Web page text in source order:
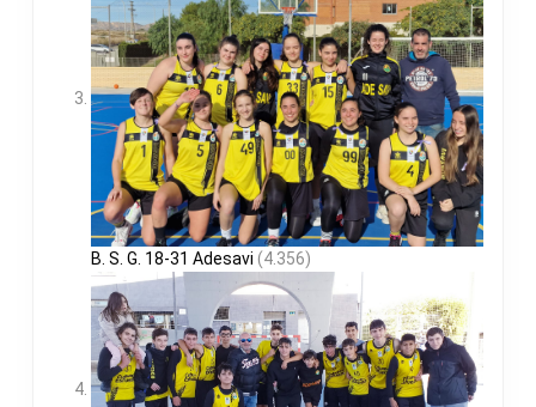
B. S. G. 18-31 Adesavi (4.356)